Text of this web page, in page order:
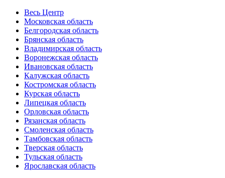
Весь Центр
Московская область
Белгородская область
Брянская область
Владимирская область
Воронежская область
Ивановская область
Калужская область
Костромская область
Курская область
Липецкая область
Орловская область
Рязанская область
Смоленская область
Тамбовская область
Тверская область
Тульская область
Ярославская область